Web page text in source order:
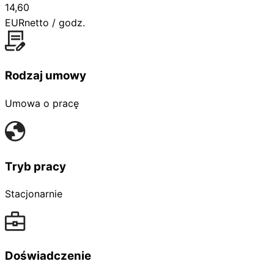
14,60
EURnetto / godz.
Rodzaj umowy
Umowa o pracę
Tryb pracy
Stacjonarnie
Doświadczenie